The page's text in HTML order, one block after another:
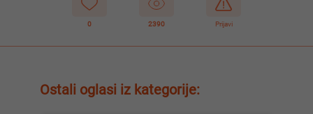
0 2390 Prijavi
Ostali oglasi iz kategorije: